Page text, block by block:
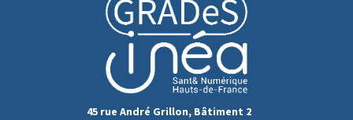
45 rue André Grillon, Bâtiment 2